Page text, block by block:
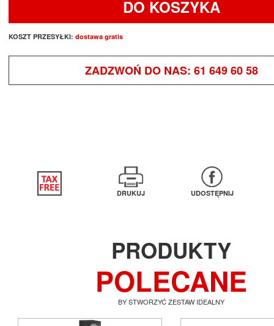
DO KOSZYKA
KOSZT PRZESYŁKI: dostawa gratis
ZADZWOŃ DO NAS: 61 649 60 58
DRUKUJ UDOSTĘPNIJ
PRODUKTY
POLECANE
BY STWORZYĆ ZESTAW IDEALNY